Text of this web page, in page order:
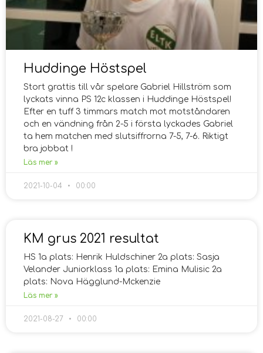
Huddinge Höstspel
Stort grattis till vår spelare Gabriel Hillström som
lyckats vinna PS 12c klassen i Huddinge Höstspel!
Efter en tuff 3 timmars match mot motståndaren
och en vändning från 2-5 i första lyckades Gabriel
ta hem matchen med slutsiffrorna 7-5, 7-6. Riktigt
bra jobbat !
Läs mer »
2021-10-04 00:00
KM grus 2021 resultat
HS 1a plats: Henrik Huldschiner 2a plats: Sasja
Velander Juniorklass 1a plats: Emina Mulisic 2a
plats: Nova Hägglund-Mckenzie
Läs mer »
2021-08-27 00:00